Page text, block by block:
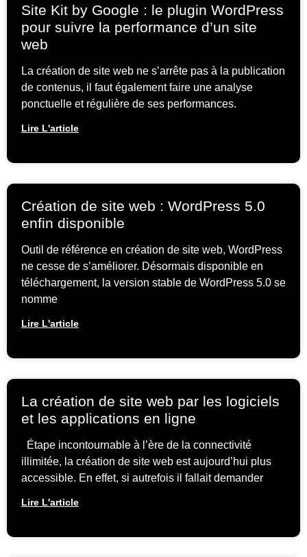
Site Kit by Google : le plugin WordPress
pour suivre la performance d’un site
web
La création de site web ne s’arrête pas à la publication
de contenus, il faut également faire une analyse
ponctuelle et régulière de ses performances.
Lire L'article
Création de site web : WordPress 5.0
enfin disponible
Outil de référence en création de site web, WordPress
ne cesse de s’améliorer. Désormais disponible en
téléchargement, la version stable de WordPress 5.0 se
nomme
Lire L'article
La création de site web par les logiciels
et les applications en ligne
Étape incontournable à l’ère de la connectivité
illimitée, la création de site web est aujourd’hui plus
accessible. En effet, si autrefois il fallait demander
Lire L'article